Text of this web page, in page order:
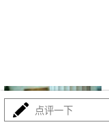
点评一下